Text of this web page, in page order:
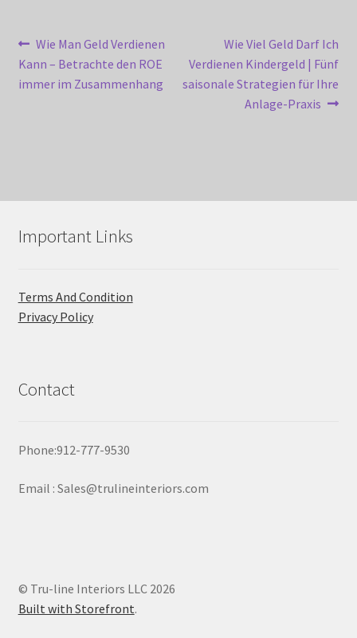
Post
navigation
Previous
post:
Wie Man Geld Verdienen
Kann – Betrachte den ROE
immer im Zusammenhang
Next
post:
Wie Viel Geld Darf Ich
Verdienen Kindergeld | Fünf
saisonale Strategien für Ihre
Anlage-Praxis
Important Links
Terms And Condition
Privacy Policy
Contact
Phone:912-777-9530
Email : Sales@trulineinteriors.com
© Tru-line Interiors LLC 2026
Built with Storefront.